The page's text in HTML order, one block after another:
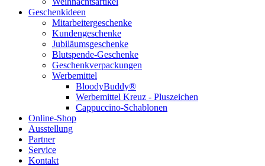
Geschenkideen
Mitarbeitergeschenke
Kundengeschenke
Jubiläumsgeschenke
Blutspende-Geschenke
Geschenkverpackungen
Werbemittel
BloodyBuddy®
Werbemittel Kreuz - Pluszeichen
Cappuccino-Schablonen
Online-Shop
Ausstellung
Partner
Service
Kontakt